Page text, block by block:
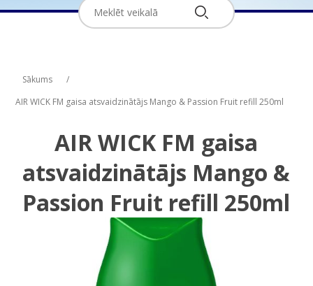
Sākums
/
AIR WICK FM gaisa atsvaidzinātājs Mango & Passion Fruit refill 250ml
AIR WICK FM gaisa
atsvaidzinātājs Mango &
Passion Fruit refill 250ml